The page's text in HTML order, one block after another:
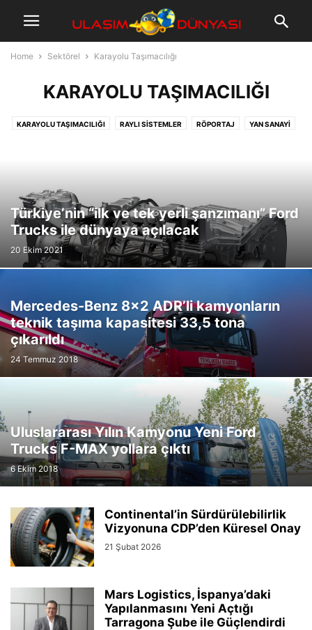
Home Sektörel Karayolu Taşımacılığı
KARAYOLU TAŞIMACILIĞI
KARAYOLU TAŞIMACILIĞI RAYLI SISTEMLER RÖPORTAJ YAN SANAYI
Türkiye’nin “ilk ve tek yerli şanzımanı” Ford
Trucks ile dünyaya açılacak
20 Ekim 2021
Mercedes-Benz 8×2 ADR’li kamyonların
teknik taşıma kapasitesi 33,5 tona
çıkarıldı
24 Temmuz 2018
Uluslararası Yılın Kamyonu Yeni Ford
Trucks F-MAX yollara çıktı
6 Ekim 2018
Continental’in Sürdürülebilirlik
Vizyonuna CDP’den Küresel Onay
21 Şubat 2026
Mars Logistics, İspanya’daki
Yapılanmasını Yeni Açtığı
Tarragona Şube ile Güçlendirdi